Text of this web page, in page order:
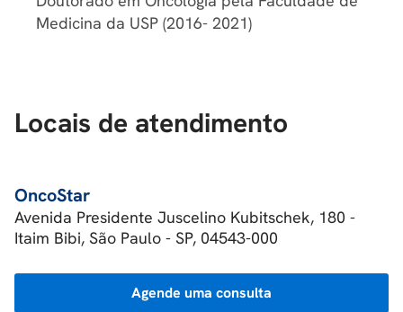
Medicina da USP (2016- 2021)
Locais de atendimento
OncoStar
Avenida Presidente Juscelino Kubitschek, 180 -
Itaim Bibi, São Paulo - SP, 04543-000
Agende uma consulta